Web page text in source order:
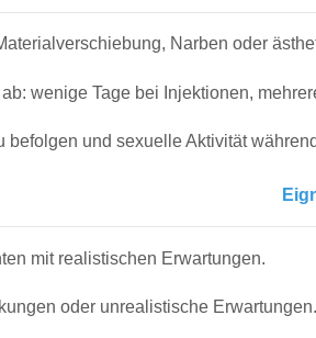
Narben oder
wenige Tage bei Injektionen,
und sexuelle Aktivität
mit realistischen Erwartungen.
oder unrealistische Erwartungen.